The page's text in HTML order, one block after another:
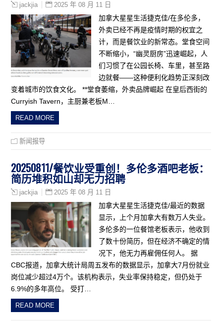
jackjia 2025 年 08 月 11 日
加拿大星星生活捷克佳/在多伦多，
外卖已经不再是疫情时期的权宜之
计，而是餐饮业的新常态。堂食空间
不断缩小，“幽灵厨房”迅速崛起，人
们习惯了在公园长椅、车里，甚至路
边就餐——这种便利化趋势正深刻改
变着城市的饮食文化。 **堂食萎缩，外卖品牌崛起 在皇后西街的
Curryish Tavern，主厨兼老板M…
READ MORE
新闻报导
20250811/餐饮业受重创！多伦多酒吧老板：
简历堆积如山却无力招聘
jackjia 2025 年 08 月 11 日
加拿大星星生活捷克佳/最近的数据
显示，上个月加拿大有数万人失业。
多伦多的一位餐馆老板表示，他收到
了数十份简历，但在经济不确定的情
况下，他无力再雇佣任何人。 据
CBC报道，加拿大统计局周五发布的数据显示，加拿大7月份就业
岗位减少超过4万个。该机构表示，失业率保持稳定，但仍处于
6.9%的多年高位。 受打…
READ MORE